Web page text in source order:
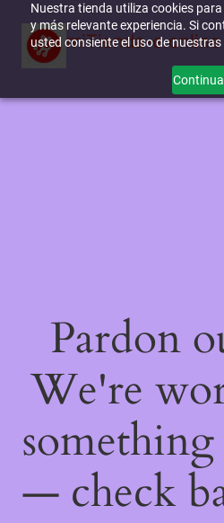
Nuestra tienda utiliza cookies
y más relevante experiencia. Si
usted consiente el uso de
miTienda-e.online
Pardon
We're
— check